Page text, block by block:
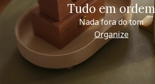
Tudo em ordem
Nada fora do tom
Organize